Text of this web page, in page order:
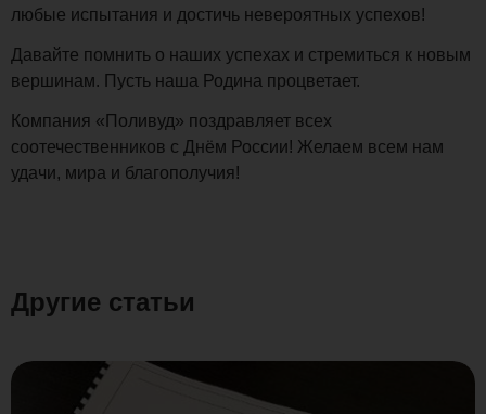
любые испытания и достичь невероятных успехов!
Давайте помнить о наших успехах и стремиться к новым
вершинам. Пусть наша Родина процветает.
Компания «Поливуд» поздравляет всех
соотечественников с Днём России! Желаем всем нам
удачи, мира и благополучия!
Другие статьи